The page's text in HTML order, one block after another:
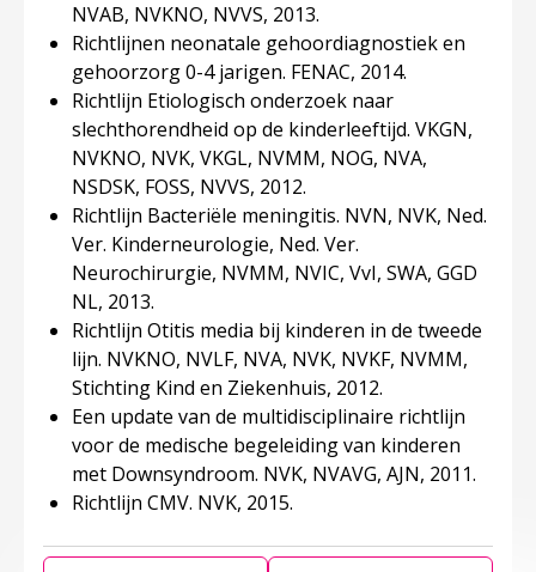
NVAB, NVKNO, NVVS, 2013.
Richtlijnen neonatale gehoordiagnostiek en
gehoorzorg 0-4 jarigen. FENAC, 2014.
Richtlijn Etiologisch onderzoek naar
slechthorendheid op de kinderleeftijd. VKGN,
NVKNO, NVK, VKGL, NVMM, NOG, NVA,
NSDSK, FOSS, NVVS, 2012.
Richtlijn Bacteriële meningitis. NVN, NVK, Ned.
Ver. Kinderneurologie, Ned. Ver.
Neurochirurgie, NVMM, NVIC, VvI, SWA, GGD
NL, 2013.
Richtlijn Otitis media bij kinderen in de tweede
lijn. NVKNO, NVLF, NVA, NVK, NVKF, NVMM,
Stichting Kind en Ziekenhuis, 2012.
Een update van de multidisciplinaire richtlijn
voor de medische begeleiding van kinderen
met Downsyndroom. NVK, NVAVG, AJN, 2011.
Richtlijn CMV. NVK, 2015.